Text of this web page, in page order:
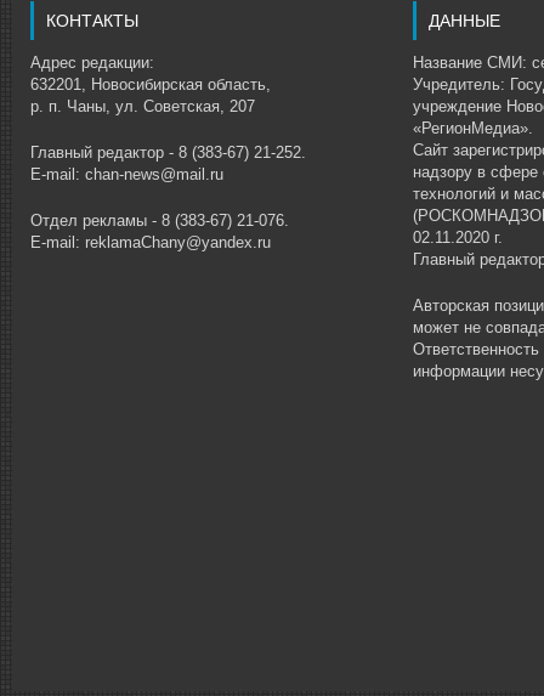
КОНТАКТЫ
Адрес редакции:
632201, Новосибирская область,
р. п. Чаны, ул. Советская, 207
Главный редактор - 8 (383-67) 21-252.
E-mail: chan-news@mail.ru
Отдел рекламы - 8 (383-67) 21-076.
E-mail: reklamaChany@yandex.ru
ДАННЫЕ
Название СМИ:
Учредитель:
учреждение
«РегионМедиа».
Сайт
надзору в
технологий и
02.11.2020 г.
Главный
Авторская
может не
информации